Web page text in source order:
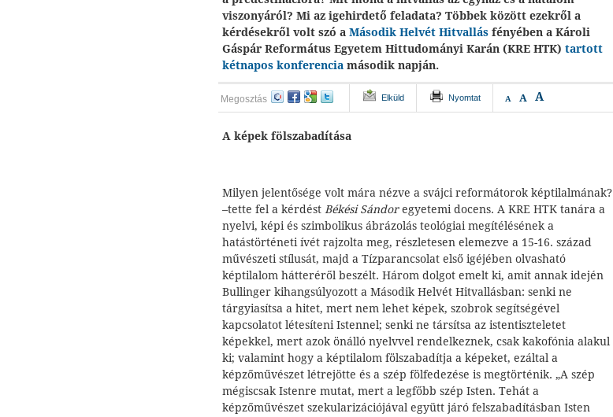
viszonyáról? Mi az igehirdető feladata? Többek között ezekről a
kérdésekről volt szó a Második Helvét Hitvallás fényében a Károli
Gáspár Református Egyetem Hittudományi Karán (KRE HTK) tartott
kétnapos konferencia második napján.
Megosztás Elküld Nyomtat A A A
A képek fölszabadítása
Milyen jelentősége volt mára nézve a svájci reformátorok képtilalmának?
–tette fel a kérdést Békési Sándoregyetemi docens. A KRE HTK tanára a
nyelvi, képi és szimbolikus ábrázolás teológiai megítélésének a
hatástörténeti ívét rajzolta meg, részletesen elemezve a 15-16. század
művészeti stílusát, majd a Tízparancsolat első igéjében olvasható
képtilalom hátteréről beszélt. Három dolgot emelt ki, amit annak idején
Bullinger kihangsúlyozott a Második Helvét Hitvallásban: senki ne
tárgyiasítsa a hitet, mert nem lehet képek, szobrok segítségével
kapcsolatot létesíteni Istennel; senki ne társítsa az istentiszteletet
képekkel, mert azok önálló nyelvvel rendelkeznek, csak kakofónia alakul
ki; valamint hogy a képtilalom fölszabadítja a képeket, ezáltal a
képzőművészet létrejötte és a szép fölfedezése is megtörténik. „A szép
mégiscsak Istenre mutat, mert a legfőbb szép Isten. Tehát a
képzőművészet szekularizációjával együtt járó felszabadításban Isten